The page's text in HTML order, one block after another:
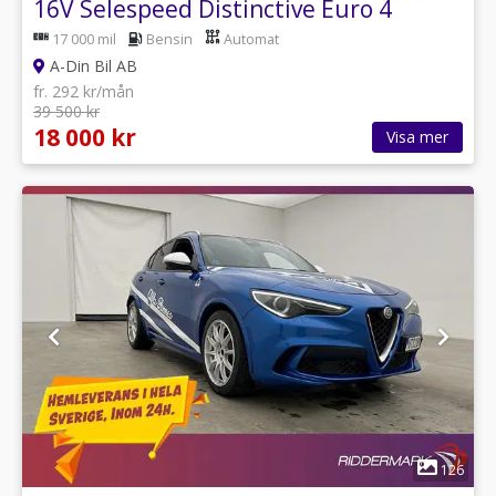
16V Selespeed Distinctive Euro 4
17 000 mil Bensin Automat
A-Din Bil AB
fr. 292 kr/mån
39 500 kr
18 000 kr Visa mer
126